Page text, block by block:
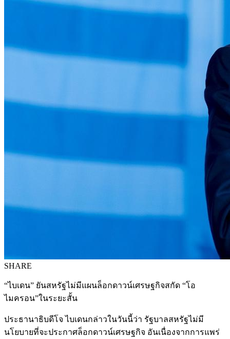
SHARE
“ไบเดน” ยันสหรัฐไม่มีแผนล็อกดาวน์เศรษฐกิจสกัด “โอ
ไมครอน”ในระยะสั้น
ประธานาธิบดีโจ ไบเดนกล่าวในวันนี้ว่า รัฐบาลสหรัฐไม่มี
นโยบายที่จะประกาศล็อกดาวน์เศรษฐกิจ อันเนื่องจากการแพร่